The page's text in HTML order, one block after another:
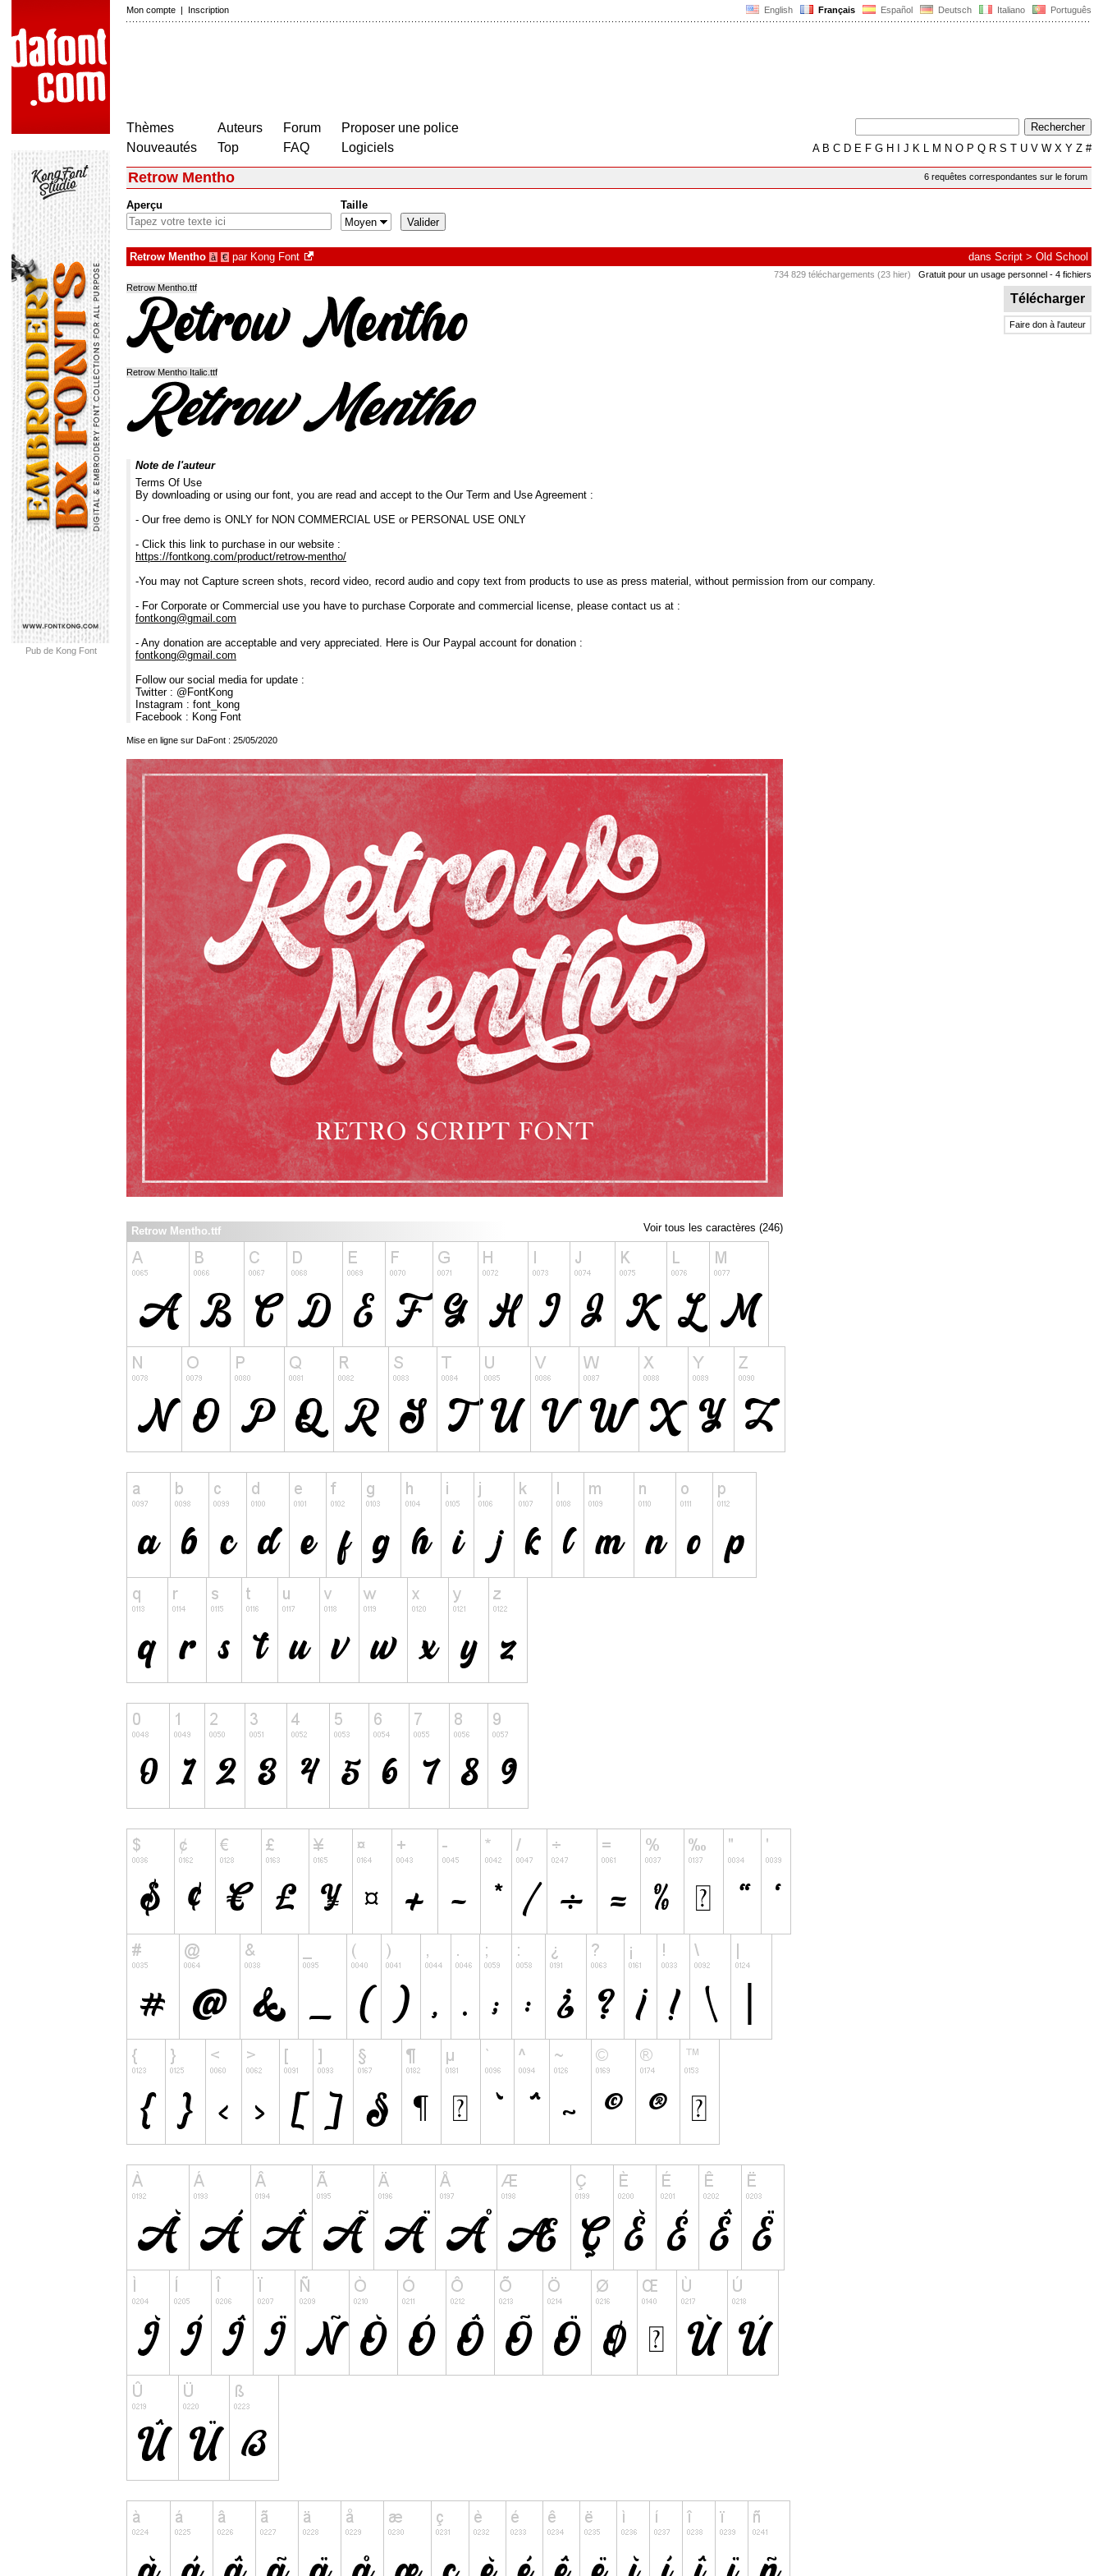
English Français Español Deutsch Italiano Português
Mon compte | Inscription
Thèmes
Nouveautés
Auteurs
Top
Forum
FAQ
Proposer une police
Logiciels
AB C D E F G H J K L M N O P Q R S T U V W X Y Z #
Pub de Kong Font
6 requêtes correspondantes sur le forum
Retrow Mentho
Aperçu Taille
Retrow Mentho à € par Kong Font dans Script > Old School
734 829 téléchargements (23 hier) Gratuit pour un usage personnel - 4 fichiers
Télécharger
Faire don à l'auteur
Retrow Mentho.ttf
Retrow Mentho Italic.ttf
Note de l'auteur
Terms Of Use
By downloading or using our font, you are read and accept to the Our Term and Use Agreement :
- Our free demo is ONLY for NON COMMERCIAL USE or PERSONAL USE ONLY
- Click this link to purchase in our website :
https://fontkong.com/product/retrow-mentho/
-You may not Capture screen shots, record video, record audio and copy text from products to use as press material, without permission from our company.
- For Corporate or Commercial use you have to purchase Corporate and commercial license, please contact us at :
fontkong@gmail.com
- Any donation are acceptable and very appreciated. Here is Our Paypal account for donation :
fontkong@gmail.com
Follow our social media for update :
Twitter : @FontKong
Instagram : font_kong
Facebook : Kong Font
Mise en ligne sur DaFont : 25/05/2020
Voir tous les caractères (246)
Retrow Mentho.ttf